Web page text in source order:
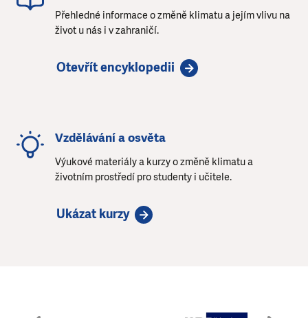
Přehledné informace o změně klimatu a jejím vlivu na
život u nás i v zahraničí.
Otevřít encyklopedii
Vzdělávání a osvěta
Výukové materiály a kurzy o změně klimatu a
životním prostředí pro studenty i učitele.
Ukázat kurzy